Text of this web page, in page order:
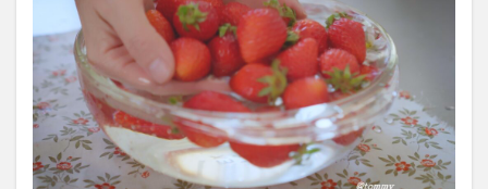
ニュ
ー糖
を量
る
2.5
水分
がで